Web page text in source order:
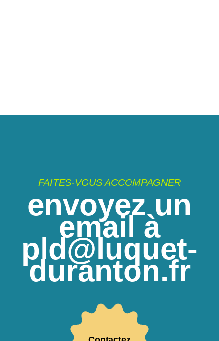
FAITES-VOUS ACCOMPAGNER
envoyez un
email à
pld@luquet-
duranton.fr